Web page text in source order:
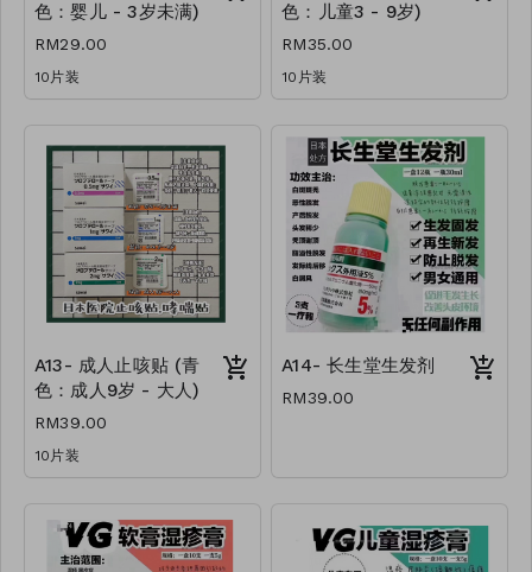
色：婴儿 - 3岁未满)
RM29.00
10片装
色：儿童3 - 9岁)
RM35.00
10片装
A13- 成人止咳贴 (青
色：成人9岁 - 大人)
RM39.00
10片装
A14- 长生堂生发剂
RM39.00